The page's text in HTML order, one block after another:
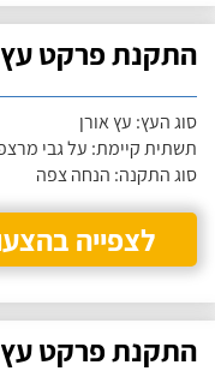
התקנת פרקט
סוג העץ: עץ אורן
תשתית קיימת: על גבי
סוג התקנה: הנחה צפה
לצפייה
התקנת פרקט